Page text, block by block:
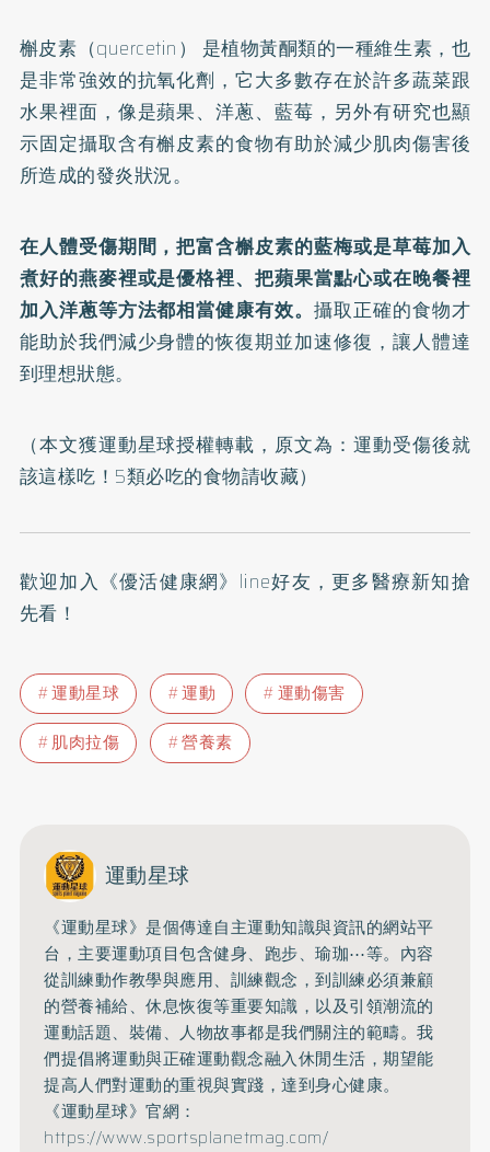
槲皮素（quercetin） 是植物黃酮類的一種維生素，也
是非常強效的抗氧化劑，它大多數存在於許多蔬菜跟
水果裡面，像是蘋果、洋蔥、藍莓，另外有研究也顯
示固定攝取含有槲皮素的食物有助於減少肌肉傷害後
所造成的發炎狀況。
在人體受傷期間，把富含槲皮素的藍梅或是草莓加入
煮好的燕麥裡或是優格裡、把蘋果當點心或在晚餐裡
加入洋蔥等方法都相當健康有效。攝取正確的食物才
能助於我們減少身體的恢復期並加速修復，讓人體達
到理想狀態。
（本文獲運動星球授權轉載，原文為： 運動受傷後就
該這樣吃！5類必吃的食物請收藏）
歡迎加入 《優活健康網》line好友 ，更多醫療新知搶
先看！
運動星球 運動
運動傷害
肌肉拉傷
營養素
運動星球
《運動星球》是個傳達自主運動知識與資訊的網站平
台，主要運動項目包含健身、跑步、瑜珈⋯等。內容
從訓練動作教學與應用、訓練觀念，到訓練必須兼顧
的營養補給、休息恢復等重要知識，以及引領潮流的
運動話題、裝備、人物故事都是我們關注的範疇。我
們提倡將運動與正確運動觀念融入休閒生活，期望能
提高人們對運動的重視與實踐，達到身心健康。
《運動星球》官網：
https://www.sportsplanetmag.com/